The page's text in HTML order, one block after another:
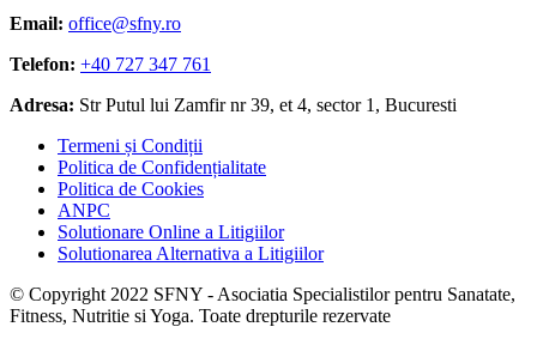
Email: office@sfny.ro
Telefon: +40 727 347 761
Adresa: Str Putul lui Zamfir nr 39, et 4, sector 1, Bucuresti
Termeni și Condiții
Politica de Confidențialitate
Politica de Cookies
ANPC
Solutionare Online a Litigiilor
Solutionarea Alternativa a Litigiilor
© Copyright 2022 SFNY - Asociatia Specialistilor pentru Sanatate,
Fitness, Nutritie si Yoga. Toate drepturile rezervate